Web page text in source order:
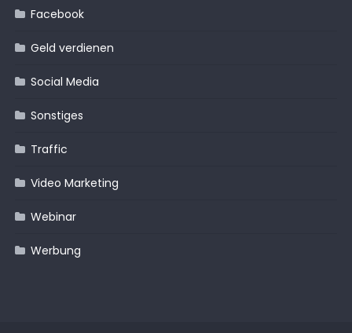
Facebook
Geld verdienen
Social Media
Sonstiges
Traffic
Video Marketing
Webinar
Werbung